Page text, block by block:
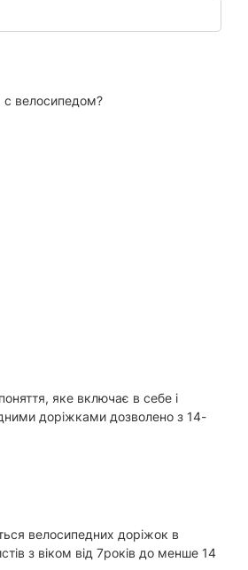
велосипедом?
яке включає в себе і
доріжками дозволено з 14-
велосипедних доріжок в
з віком від 7років до менше 14